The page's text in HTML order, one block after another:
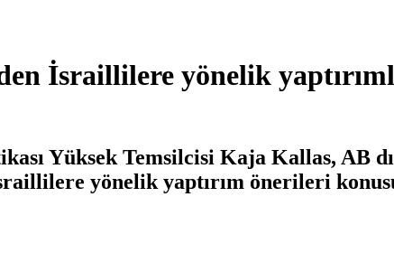
İsraillilere yönelik
Yüksek Temsilcisi Kaja Kallas, AB
yönelik yaptırım önerileri